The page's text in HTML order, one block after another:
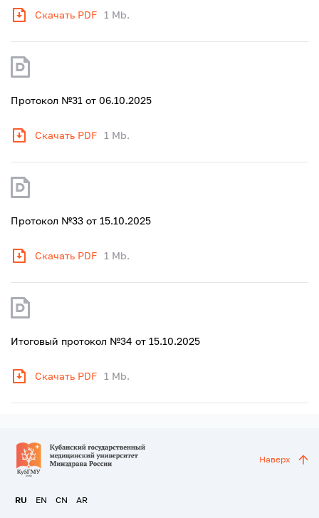
Скачать PDF 1 Mb.
Протокол №31 от 06.10.2025
Скачать PDF 1 Mb.
Протокол №33 от 15.10.2025
Скачать PDF 1 Mb.
Итоговый протокол №34 от 15.10.2025
Скачать PDF 1 Mb.
RU EN CN AR
Наверх